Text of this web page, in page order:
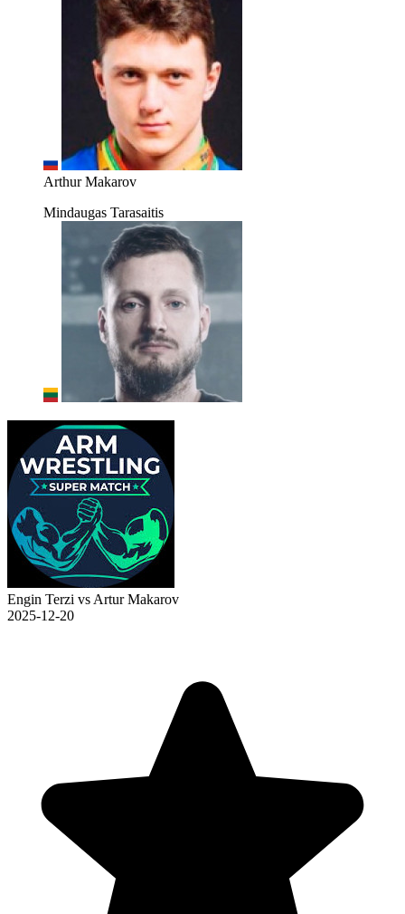
Arthur Makarov
Mindaugas Tarasaitis
Engin Terzi vs Artur Makarov
2025-12-20